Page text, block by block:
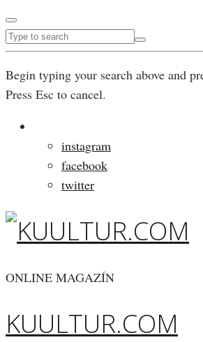
Begin typing your search above and
Press Esc to cancel.
instagram
facebook
twitter
ONLINE MAGAZÍN
KUULTUR.COM